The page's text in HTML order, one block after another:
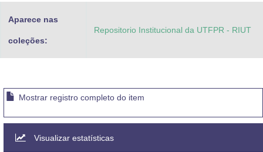
Aparece nas
coleções:
Repositorio Institucional da UTFPR - RIUT
Mostrar registro completo do item
Visualizar estatísticas